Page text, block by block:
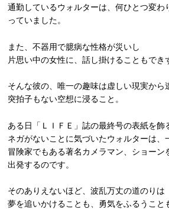
通勤しているウォルターは、何ひとつ変わ
っていました。
また、不器用で臆病な性格が災いし
片思い中の女性に、話し掛けることもでき
そんな彼の、唯一の趣味は虚しい現実から
突拍子もない空想に浸ること。
ある日「ＬＩＦＥ」誌の最終号の表紙を飾
ネガがないことに気づいたウォルターは、
冒険家でもある著名カメラマン、ショーン
出発するのです。
そのありえないほど、波乱万丈の道のりは
夢を追いかけることも、勇気をふるうこと